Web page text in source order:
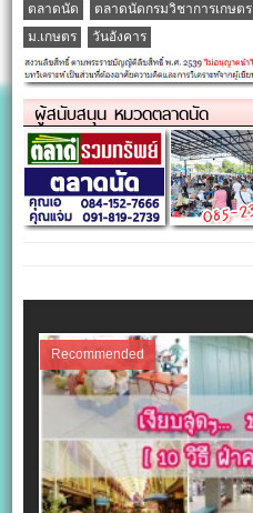
ตลาดนัด ตลาดนัดกรมวิชาการเกษตร
ม.เกษตร
วันอังคาร
ผู้สนับสนุน หมวดตลาดนัด
Recommended